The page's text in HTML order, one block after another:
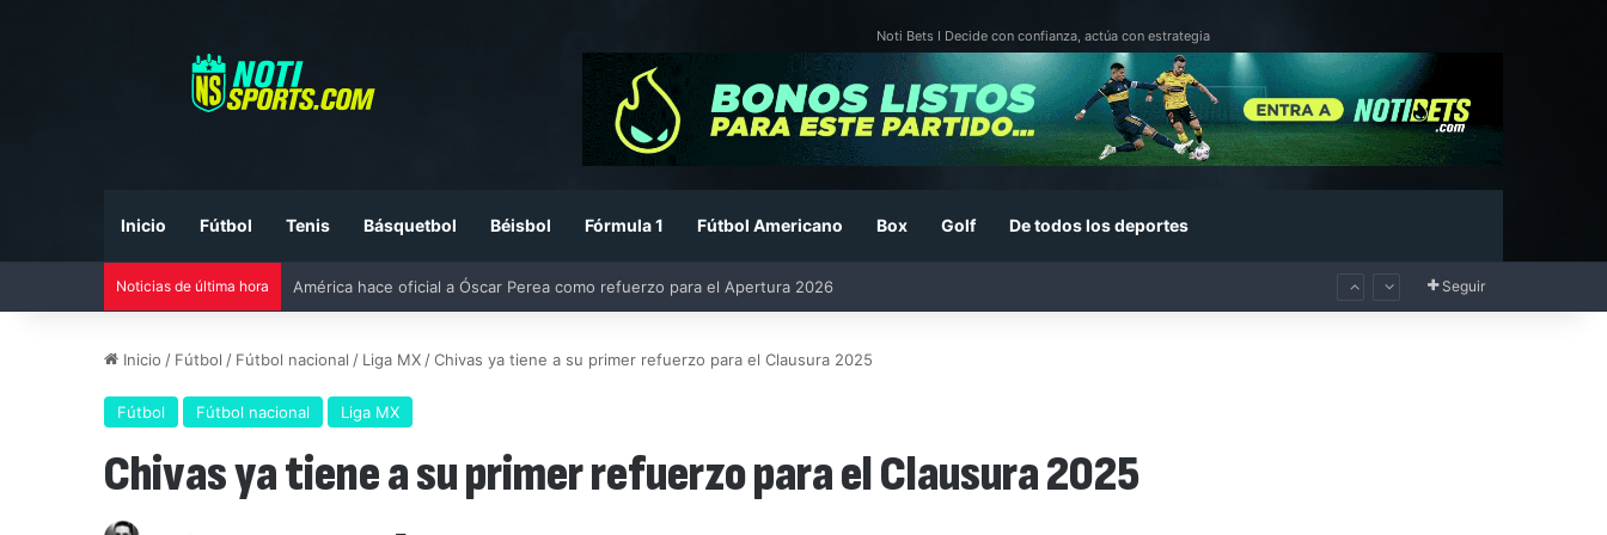
Noti Bets I Decide con confianza, actúa con estrategia
Inicio Fútbol Tenis Básquetbol Béisbol Fórmula 1 Fútbol Americano Box Golf De todos los deportes
Noticias de última hora
Liga MX vs MLS All-Star Game 2026: previa, fecha, horario, convocados y todo lo que debes saber
Seguir
Inicio / Fútbol / Fútbol nacional / Liga MX /Chivas ya tiene a su primer refuerzo para el Clausura 2025
Fútbol Fútbol nacional Liga MX
Chivas ya tiene a su primer refuerzo para el Clausura 2025